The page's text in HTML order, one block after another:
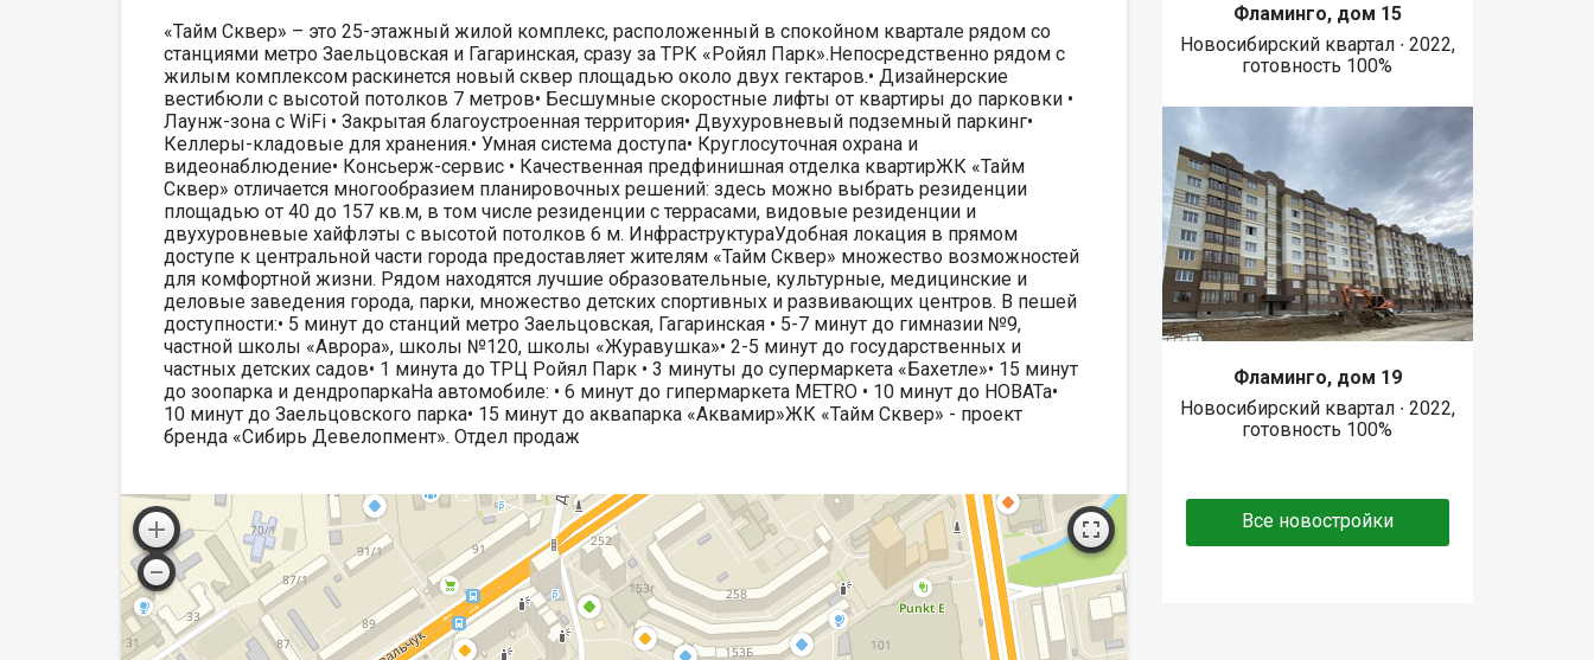
«Тайм Сквер» – это 25-этажный жилой комплекс, расположенный в спокойном квартале рядом со
станциями метро Заельцовская и Гагаринская, сразу за ТРК «Ройял Парк».Непосредственно рядом с
жилым комплексом раскинется новый сквер площадью около двух гектаров.• Дизайнерские
вестибюли с высотой потолков 7 метров• Бесшумные скоростные лифты от квартиры до парковки •
Лаунж-зона с WiFi • Закрытая благоустроенная территория• Двухуровневый подземный паркинг•
Келлеры-кладовые для хранения.• Умная система доступа• Круглосуточная охрана и
видеонаблюдение• Консьерж-сервис • Качественная предфинишная отделка квартирЖК «Тайм
Сквер» отличается многообразием планировочных решений: здесь можно выбрать резиденции
площадью от 40 до 157 кв.м, в том числе резиденции с террасами, видовые резиденции и
двухуровневые хайфлэты с высотой потолков 6 м. ИнфраструктураУдобная локация в прямом
доступе к центральной части города предоставляет жителям «Тайм Сквер» множество возможностей
для комфортной жизни. Рядом находятся лучшие образовательные, культурные, медицинские и
деловые заведения города, парки, множество детских спортивных и развивающих центров. В пешей
доступности:• 5 минут до станций метро Заельцовская, Гагаринская • 5-7 минут до гимназии №9,
частной школы «Аврора», школы №120, школы «Журавушка»• 2-5 минут до государственных и
частных детских садов• 1 минута до ТРЦ Ройял Парк • 3 минуты до супермаркета «Бахетле»• 15 минут
до зоопарка и дендропаркаНа автомобиле: • 6 минут до гипермаркета METRO • 10 минут до НОВАТа•
10 минут до Заельцовского парка• 15 минут до аквапарка «Аквамир»ЖК «Тайм Сквер» - проект
бренда «Сибирь Девелопмент». Отдел продаж
Фламинго, дом 15
Новосибирский квартал ∙ 2022,
готовность 100%
Фламинго, дом 19
Новосибирский квартал ∙ 2022,
готовность 100%
Все новостройки